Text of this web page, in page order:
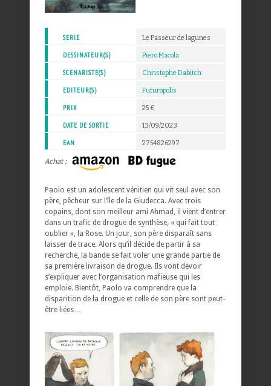
SERIE Le Passeur de lagunes
DESSINATEUR(S) Piero Macola
SCENARISTE(S) Christophe Dabitch
EDITEUR(S) Futuropolis
PRIX 25 €
DATE DE SORTIE 13/09/2023
EAN 2754826297
Achat :
Paolo est un adolescent vénitien qui vit seul avec son
père, pêcheur sur l’île de la Giudecca. Avec trois
copains, dont son meilleur ami Ahmad, il vient d’entrer
dans un trafic de drogue de synthèse, « qui fait tout
oublier », la Rose. Un jour, son père disparaît sans
laisser de trace. Alors qu’il décide de partir à sa
recherche, la bande se fait voler une grande partie de
sa première livraison de drogue. Ils vont devoir
s’expliquer avec l’organisation mafieuse qui les
emploie. Bientôt, Paolo va comprendre que la
disparition de la drogue et celle de son père sont peut-
être liées…